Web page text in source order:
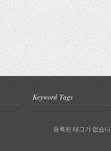
Keyword Tags
등록된 태그가 없습